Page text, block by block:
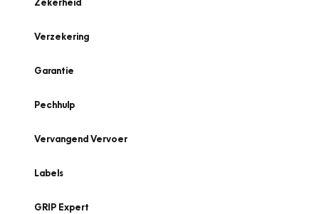
Verzekering
Garantie
Pechhulp
Vervangend Vervoer
Labels
GRIP Expert